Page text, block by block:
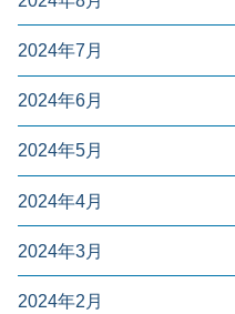
2024年7月
2024年6月
2024年5月
2024年4月
2024年3月
2024年2月